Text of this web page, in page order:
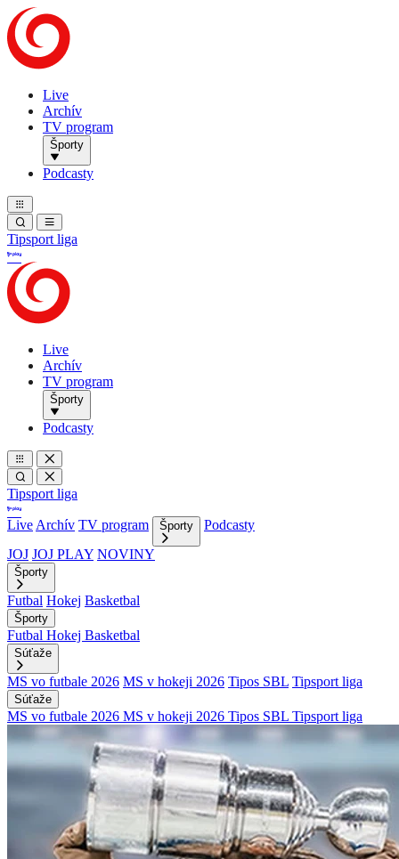
Live
Archív
TV program
Športy
Podcasty
Tipsport liga
Live
Archív
TV program
Športy
Podcasty
Tipsport liga
Live Archív TV program Športy
Podcasty
JOJ JOJ PLAY NOVINY
Športy
Futbal Hokej Basketbal
Športy
Futbal Hokej Basketbal
Súťaže
MS vo futbale 2026 MS v hokeji 2026 Tipos SBL Tipsport liga
Súťaže
MS vo futbale 2026 MS v hokeji 2026 Tipos SBL Tipsport liga